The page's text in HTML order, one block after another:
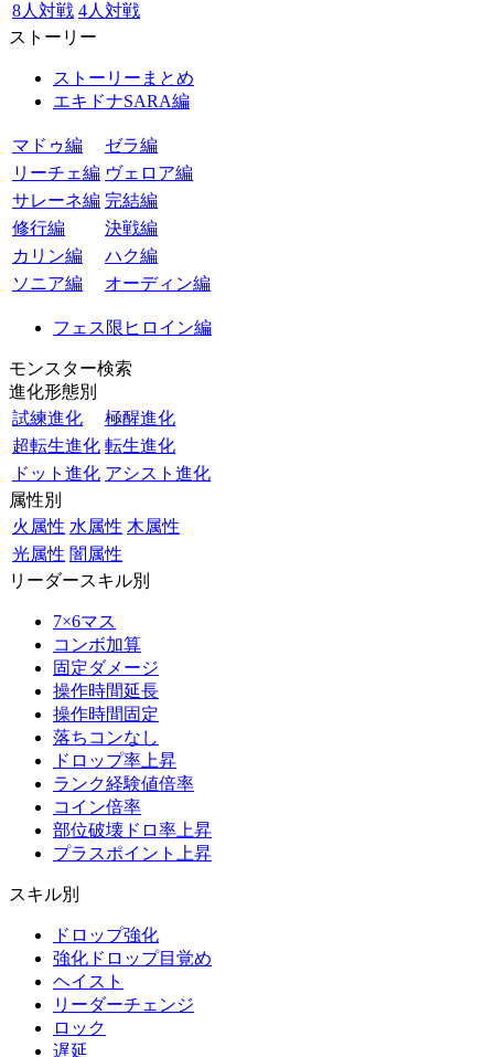
8人対戦 4人対戦
ストーリー
ストーリーまとめ
エキドナSARA編
マドゥ編
ゼラ編
リーチェ編 ヴェロア編
サレーネ編 完結編
修行編
決戦編
カリン編
ハク編
ソニア編
オーディン編
フェス限ヒロイン編
モンスター検索
進化形態別
試練進化
極醒進化
超転生進化 転生進化
ドット進化 アシスト進化
属性別
火属性 水属性 木属性
光属性 闇属性
リーダースキル別
7×6マス
コンボ加算
固定ダメージ
操作時間延長
操作時間固定
落ちコンなし
ドロップ率上昇
ランク経験値倍率
コイン倍率
部位破壊ドロ率上昇
プラスポイント上昇
スキル別
ドロップ強化
強化ドロップ目覚め
ヘイスト
リーダーチェンジ
ロック
遅延